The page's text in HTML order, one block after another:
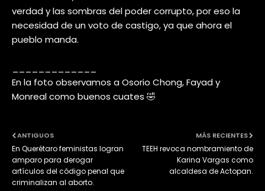
verdad y las sombras del poder corrupto, por eso la
necesidad de un voto de castigo, ya que ahora el
pueblo manda.
En la foto observamos a Osorio Chong, Fayad y
Monreal como buenos cuates 🤣
MÁS RECIENTES
TEEH revoca nombramiento de
Karina Vargas como
alcaldesa de Actopan.
ANTIGUOS
En Querétaro feministas logran
amparo para derogar
artículos del código penal que
criminalizan al aborto.